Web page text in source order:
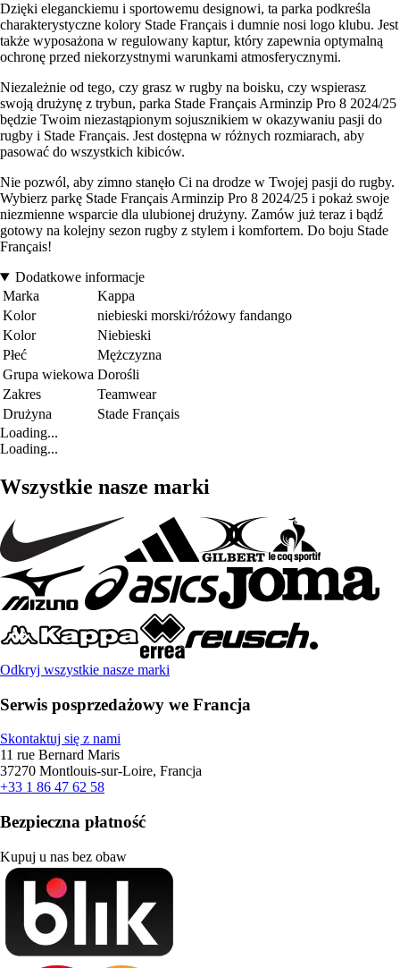
Dzięki eleganckiemu i sportowemu designowi, ta parka podkreśla
charakterystyczne kolory Stade Français i dumnie nosi logo klubu. Jest
także wyposażona w regulowany kaptur, który zapewnia optymalną
ochronę przed niekorzystnymi warunkami atmosferycznymi.
Niezależnie od tego, czy grasz w rugby na boisku, czy wspierasz
swoją drużynę z trybun, parka Stade Français Arminzip Pro 8 2024/25
będzie Twoim niezastąpionym sojusznikiem w okazywaniu pasji do
rugby i Stade Français. Jest dostępna w różnych rozmiarach, aby
pasować do wszystkich kibiców.
Nie pozwól, aby zimno stanęło Ci na drodze w Twojej pasji do rugby.
Wybierz parkę Stade Français Arminzip Pro 8 2024/25 i pokaż swoje
niezmienne wsparcie dla ulubionej drużyny. Zamów już teraz i bądź
gotowy na kolejny sezon rugby z stylem i komfortem. Do boju Stade
Français!
Dodatkowe informacje
Marka
Kappa
Kolor
niebieski morski/różowy fandango
Kolor
Niebieski
Płeć
Mężczyzna
Grupa wiekowa Dorośli
Zakres
Teamwear
Drużyna
Stade Français
Loading...
Loading...
Wszystkie nasze marki
Odkryj wszystkie nasze marki
Serwis posprzedażowy we Francja
Skontaktuj się z nami
11 rue Bernard Maris
37270 Montlouis-sur-Loire, Francja
+33 1 86 47 62 58
Bezpieczna płatność
Kupuj u nas bez obaw